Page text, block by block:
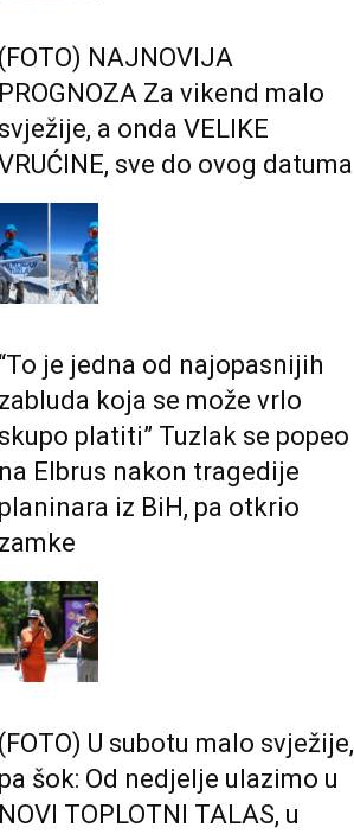
NAJNOVIJA
Za vikend malo
a onda VELIKE
sve do ovog datuma
je jedna od najopasnijih
koja se može vrlo
platiti” Tuzlak se popeo
Elbrus nakon tragedije
iz BiH, pa otkrio
U subotu malo svježije,
šok: Od nedjelje ulazimo u
TOPLOTNI TALAS, u